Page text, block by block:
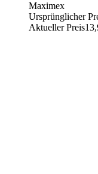
Maximex
Ursprünglicher
Aktueller Preis